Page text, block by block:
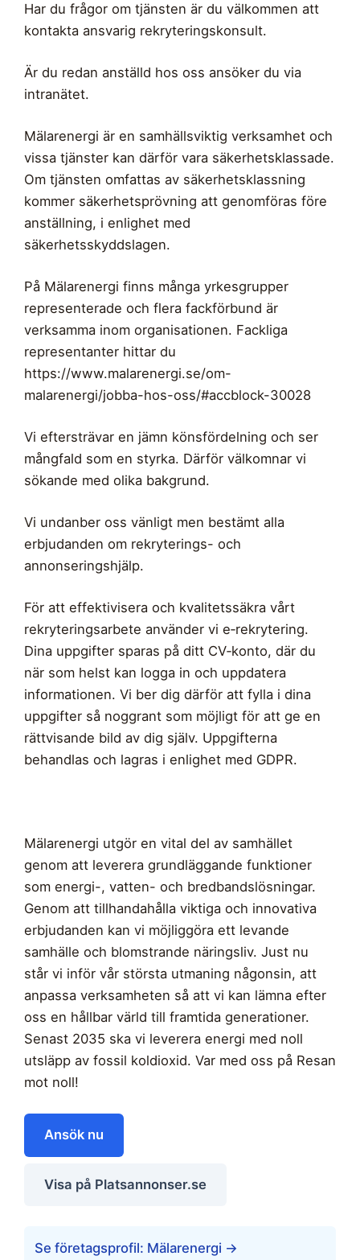
Har du frågor om tjänsten är du välkommen att
kontakta ansvarig rekryteringskonsult.
Är du redan anställd hos oss ansöker du via
intranätet.
Mälarenergi är en samhällsviktig verksamhet och
vissa tjänster kan därför vara säkerhetsklassade.
Om tjänsten omfattas av säkerhetsklassning
kommer säkerhetsprövning att genomföras före
anställning, i enlighet med
säkerhetsskyddslagen.
På Mälarenergi finns många yrkesgrupper
representerade och flera fackförbund är
verksamma inom organisationen. Fackliga
representanter hittar du
https://www.malarenergi.se/om-
malarenergi/jobba-hos-oss/#accblock-30028
Vi eftersträvar en jämn könsfördelning och ser
mångfald som en styrka. Därför välkomnar vi
sökande med olika bakgrund.
Vi undanber oss vänligt men bestämt alla
erbjudanden om rekryterings- och
annonseringshjälp.
För att effektivisera och kvalitetssäkra vårt
rekryteringsarbete använder vi e‑rekrytering.
Dina uppgifter sparas på ditt CV‑konto, där du
när som helst kan logga in och uppdatera
informationen. Vi ber dig därför att fylla i dina
uppgifter så noggrant som möjligt för att ge en
rättvisande bild av dig själv. Uppgifterna
behandlas och lagras i enlighet med GDPR.
Mälarenergi utgör en vital del av samhället
genom att leverera grundläggande funktioner
som energi-, vatten- och bredbandslösningar.
Genom att tillhandahålla viktiga och innovativa
erbjudanden kan vi möjliggöra ett levande
samhälle och blomstrande näringsliv. Just nu
står vi inför vår största utmaning någonsin, att
anpassa verksamheten så att vi kan lämna efter
oss en hållbar värld till framtida generationer.
Senast 2035 ska vi leverera energi med noll
utsläpp av fossil koldioxid. Var med oss på Resan
mot noll!
Ansök nu
Visa på Platsannonser.se
Se företagsprofil: Mälarenergi →